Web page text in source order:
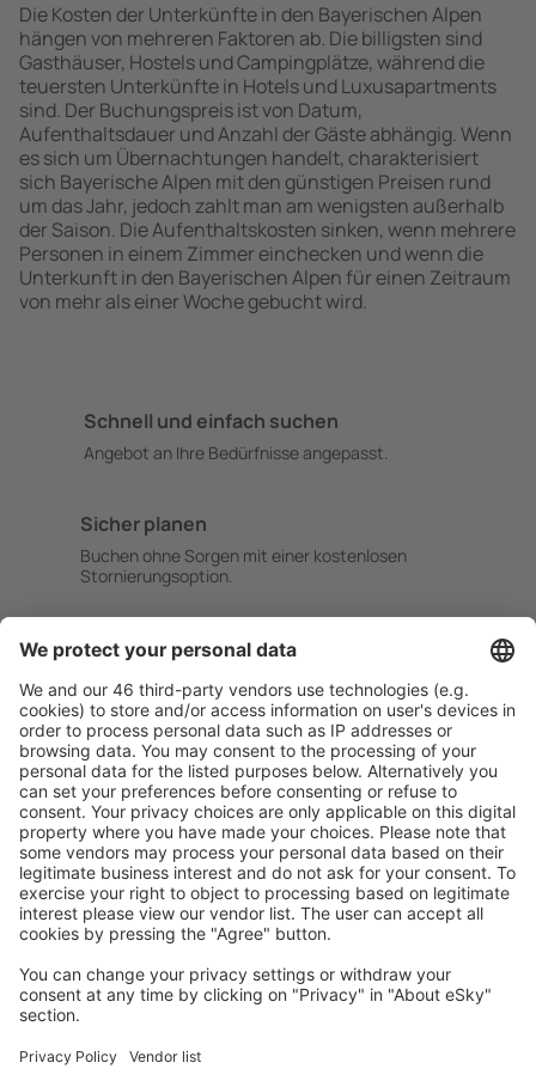
Die Kosten der Unterkünfte in den Bayerischen Alpen
hängen von mehreren Faktoren ab. Die billigsten sind
Gasthäuser, Hostels und Campingplätze, während die
teuersten Unterkünfte in Hotels und Luxusapartments
sind. Der Buchungspreis ist von Datum,
Aufenthaltsdauer und Anzahl der Gäste abhängig. Wenn
es sich um Übernachtungen handelt, charakterisiert
sich Bayerische Alpen mit den günstigen Preisen rund
um das Jahr, jedoch zahlt man am wenigsten außerhalb
der Saison. Die Aufenthaltskosten sinken, wenn mehrere
Personen in einem Zimmer einchecken und wenn die
Unterkunft in den Bayerischen Alpen für einen Zeitraum
von mehr als einer Woche gebucht wird.
Schnell und einfach suchen
Angebot an Ihre Bedürfnisse angepasst.
Sicher planen
Buchen ohne Sorgen mit einer kostenlosen
Stornierungsoption.
Attraktive Preise und Spezialangebote für eingeloggte
Benutzer.
Unterkünfte, die Sie mögen
Wählen Sie aus über 1,3 Millionen Unterkünften: Hotels,
Hütten, Apartments und andere.
Meist gesuchte Unterkünfte von eSky Nutzern
Unterkünfte in Deutschland - Beliebte Städte
Unterkunft in Grömitz Unterkunft in Heringsdorf